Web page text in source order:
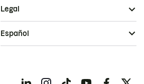
Legal
Español